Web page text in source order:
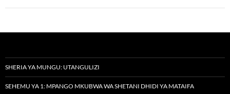
SHERIA YA MUNGU: UTANGULIZI
SEHEMU YA 1: MPANGO MKUBWA WA SHETANI DHIDI YA MATAIFA